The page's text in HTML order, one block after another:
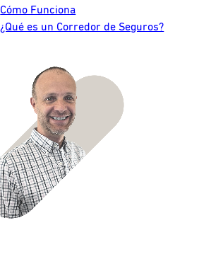
Cómo Funciona
¿Qué es un Corredor de Seguros?